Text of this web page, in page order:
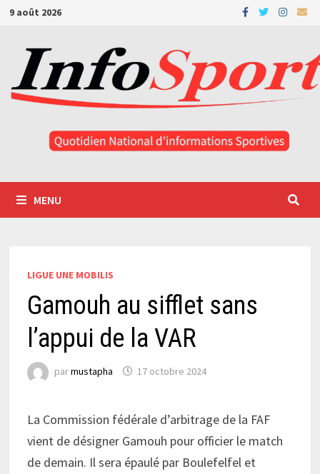
Passer
contenu
9 août 2026
MENU
LIGUE UNE MOBILIS
Gamouh au sifflet sans
l’appui de la VAR
parmustapha 17 octobre 2024
La Commission fédérale d’arbitrage de la FAF
vient de désigner Gamouh pour officier le match
de demain. Il sera épaulé par Boulefelfel et